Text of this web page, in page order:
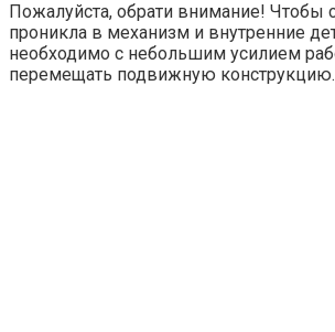
Пожалуйста, обрати внимание! Чтобы
проникла в механизм и внутренние
необходимо с небольшим усилием
перемещать подвижную конструкцию.